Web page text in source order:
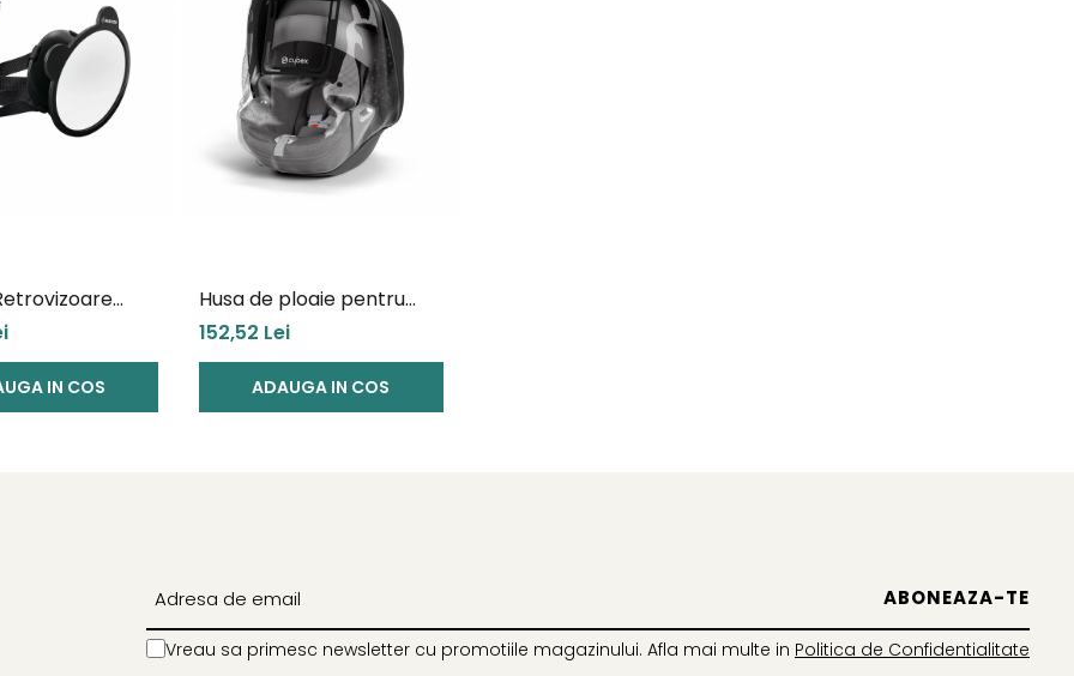
IN COS
Husa de ploaie pentru
scoica Cybex
152,52 Lei
ADAUGA IN COS
Vreau sa primesc newsletter cu promotiile magazinului. Afla mai multe in Politica de Confidentialitate